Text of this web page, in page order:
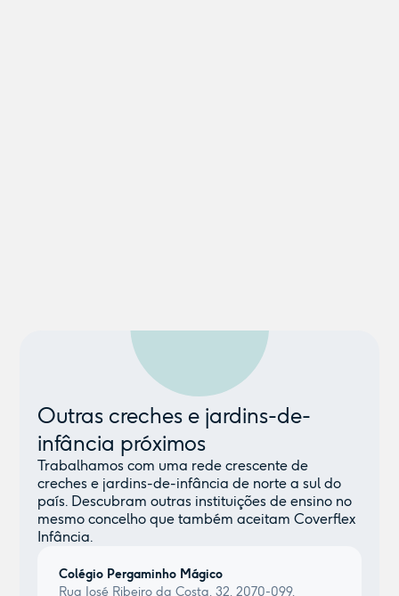
Outras creches e jardins-de-
infância próximos
Trabalhamos com uma rede crescente de
creches e jardins-de-infância de norte a sul do
país. Descubram outras instituições de ensino no
mesmo concelho que também aceitam Coverflex
Infância.
Colégio Pergaminho Mágico
Rua José Ribeiro da Costa, 32, 2070-099,